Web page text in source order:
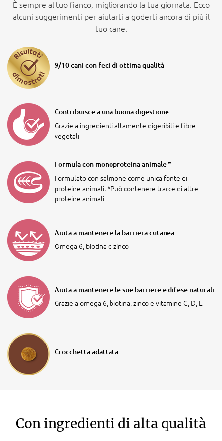
È sempre al tuo fianco, migliorando la tua giornata. Ecco
alcuni suggerimenti per aiutarti a goderti ancora di più il
tuo cane.
9/10 cani con feci di ottima qualità
Contribuisce a una buona digestione
Grazie a ingredienti altamente digeribili e fibre
vegetali
Formula con monoproteina animale *
Formulato con salmone come unica fonte di
proteine animali. *Può contenere tracce di altre
proteine animali
Aiuta a mantenere la barriera cutanea
Omega 6, biotina e zinco
Aiuta a mantenere le sue barriere e difese naturali
Grazie a omega 6, biotina, zinco e vitamine C, D, E
Crocchetta adattata
Con ingredienti di alta qualità